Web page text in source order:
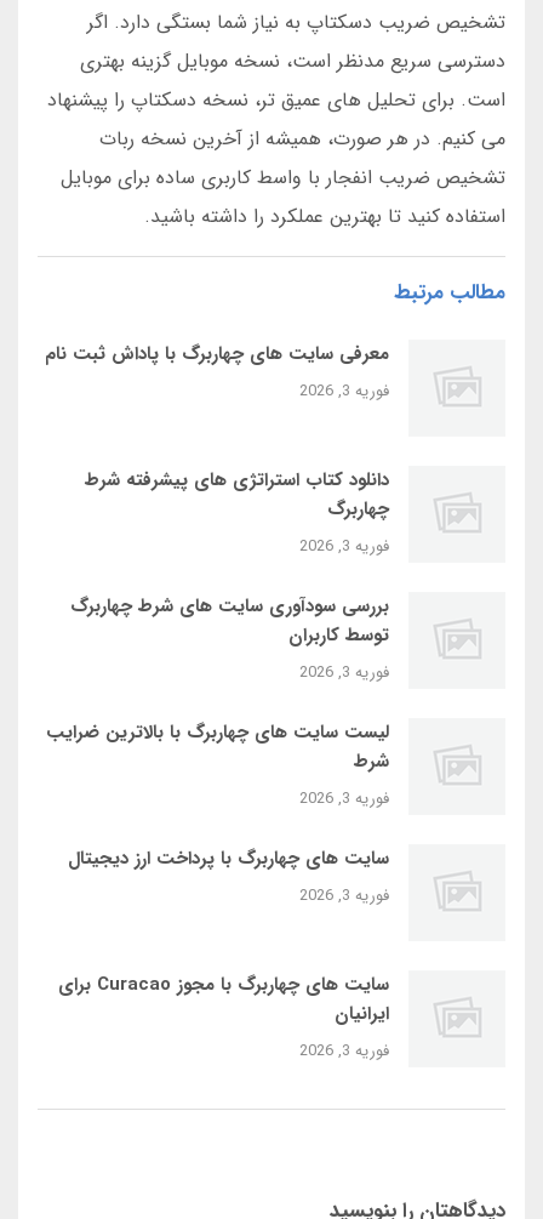
تشخیص ضریب دسکتاپ به نیاز شما بستگی دارد. اگر
دسترسی سریع مدنظر است، نسخه موبایل گزینه بهتری
است. برای تحلیل های عمیق تر، نسخه دسکتاپ را پیشنهاد
می کنیم. در هر صورت، همیشه از آخرین نسخه ربات
تشخیص ضریب انفجار با واسط کاربری ساده برای موبایل
استفاده کنید تا بهترین عملکرد را داشته باشید.
مطالب مرتبط
معرفی سایت‌ های چهاربرگ با پاداش ثبت‌ نام
فوریه 3, 2026
دانلود کتاب استراتژی‌ های پیشرفته شرط
چهاربرگ
فوریه 3, 2026
بررسی سودآوری سایت‌ های شرط چهاربرگ
توسط کاربران
فوریه 3, 2026
لیست سایت‌ های چهاربرگ با بالاترین ضرایب
شرط
فوریه 3, 2026
سایت‌ های چهاربرگ با پرداخت ارز دیجیتال
فوریه 3, 2026
سایت‌ های چهاربرگ با مجوز Curacao برای
ایرانیان
فوریه 3, 2026
دیدگاهتان را بنویسید